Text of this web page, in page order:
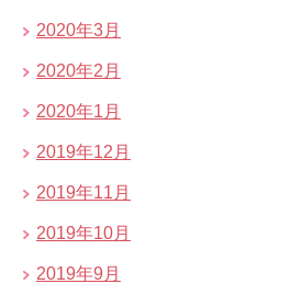
2020年3月
2020年2月
2020年1月
2019年12月
2019年11月
2019年10月
2019年9月